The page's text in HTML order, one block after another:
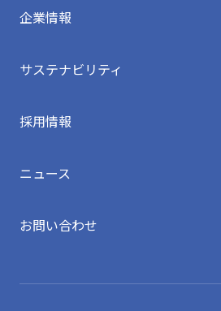
企業情報
サステナビリティ
採用情報
ニュース
お問い合わせ